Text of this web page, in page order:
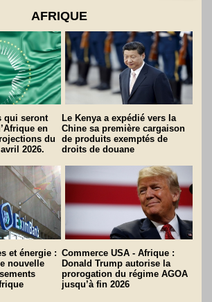
AFRIQUE
qui seront
en
du
2026.
Le Kenya a expédié vers la
Chine sa première cargaison
de produits exemptés de
droits de douane
et énergie :
nouvelle
Commerce USA - Afrique :
Donald Trump autorise la
prorogation du régime AGOA
jusqu’à fin 2026